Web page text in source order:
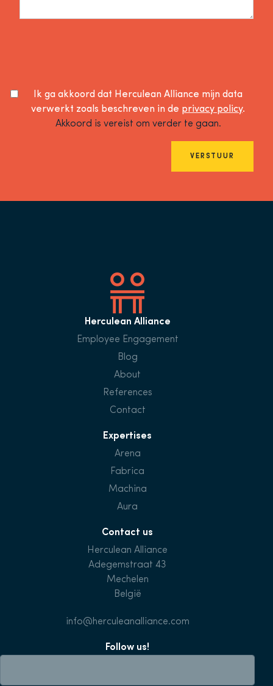
Ik ga akkoord dat Herculean Alliance mijn data
verwerkt zoals beschreven in de privacy policy.
Akkoord is vereist om verder te gaan.
VERSTUUR
Herculean Alliance
Employee Engagement
Blog
About
References
Contact
Expertises
Arena
Fabrica
Machina
Aura
Contact us
Herculean Alliance
Adegemstraat 43
Mechelen
België
info@herculeanalliance.com
Follow us!